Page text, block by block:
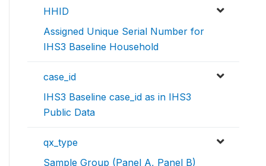
HHID
Assigned Unique Serial Number for
IHS3 Baseline Household
case_id
IHS3 Baseline case_id as in IHS3
Public Data
qx_type
Sample Group (Panel A, Panel B)